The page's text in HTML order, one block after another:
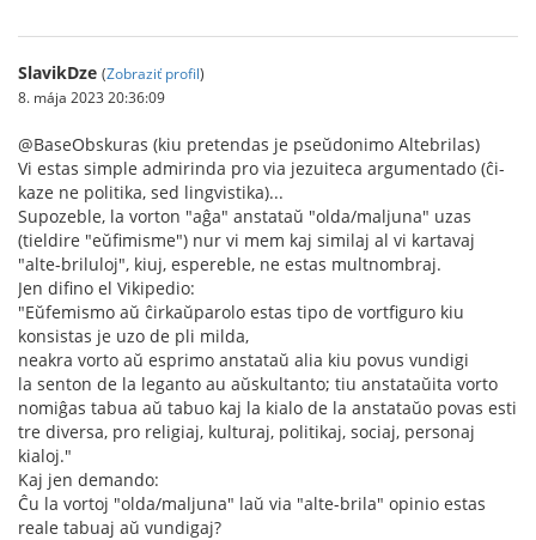
SlavikDze (Zobraziť profil)
8. mája 2023 20:36:09
@BaseObskuras (kiu pretendas je pseŭdonimo Altebrilas)
Vi estas simple admirinda pro via jezuiteca argumentado (ĉi-
kaze ne politika, sed lingvistika)...
Supozeble, la vorton "aĝa" anstataŭ "olda/maljuna" uzas
(tieldire "eŭfimisme") nur vi mem kaj similaj al vi kartavaj
"alte-briluloj", kiuj, espereble, ne estas multnombraj.
Jen difino el Vikipedio:
"Eŭfemismo aŭ ĉirkaŭparolo estas tipo de vortfiguro kiu
konsistas je uzo de pli milda,
neakra vorto aŭ esprimo anstataŭ alia kiu povus vundigi
la senton de la leganto au aŭskultanto; tiu anstataŭita vorto
nomiĝas tabua aŭ tabuo kaj la kialo de la anstataŭo povas esti
tre diversa, pro religiaj, kulturaj, politikaj, sociaj, personaj
kialoj."
Kaj jen demando:
Ĉu la vortoj "olda/maljuna" laŭ via "alte-brila" opinio estas
reale tabuaj aŭ vundigaj?